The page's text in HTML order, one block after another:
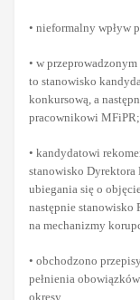
• nieformalny wpływ
• w
to stanowisko
konkursową, a
pracownikowi MFiPR;
• kandydatowi
stanowisko
ubiegania się o
następnie stanowisko
na mechanizmy
• obchodzono
pełnienia
okresy.